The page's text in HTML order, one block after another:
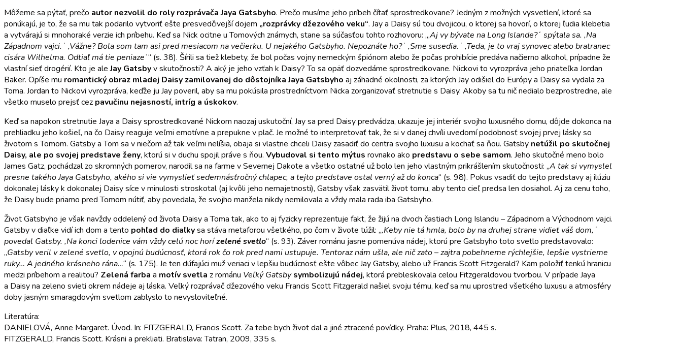
Môžeme sa pýtať, prečo autor nezvolil do roly rozprávača Jaya Gatsbyho. Prečo musíme jeho príbeh čítať sprostredkovane? Jedným z možných vysvetlení, ktoré sa
ponúkajú, je to, že sa mu tak podarilo vytvoriť ešte presvedčivejší dojem „rozprávky džezového veku“. Jay a Daisy sú tou dvojicou, o ktorej sa hovorí, o ktorej ľudia klebetia
a vytvárajú si mnohoraké verzie ich príbehu. Keď sa Nick ocitne u Tomových známych, stane sa súčasťou tohto rozhovoru: „,Aj vy bývate na Long Islande?ʻ spýtala sa. ,Na
Západnom vajci.ʻ ,Vážne? Bola som tam asi pred mesiacom na večierku. U nejakého Gatsbyho. Nepoznáte ho?ʻ ,Sme susedia.ʻ ,Teda, je to vraj synovec alebo bratranec
cisára Wilhelma. Odtiaľ má tie peniazeʻ“ (s. 38). Šírili sa tiež klebety, že bol počas vojny nemeckým špiónom alebo že počas prohibície predáva načierno alkohol, prípadne že
vlastní sieť drogérií. Kto je aleJay Gatsbyv skutočnosti? A aký je jeho vzťah k Daisy? To sa opäť dozvedáme sprostredkovane. Nickovi to vyrozpráva jeho priateľka Jordan
Baker. Opíše mu romantický obraz mladej Daisy zamilovanej do dôstojníka Jaya Gatsbyho aj záhadné okolnosti, za ktorých Jay odišiel do Európy a Daisy sa vydala za
Toma. Jordan to Nickovi vyrozpráva, keďže ju Jay poveril, aby sa mu pokúsila prostredníctvom Nicka zorganizovať stretnutie s Daisy. Akoby sa tu nič nedialo bezprostredne, ale
všetko muselo prejsť cez pavučinu nejasností, intríg a úskokov.
Keď sa napokon stretnutie Jaya a Daisy sprostredkované Nickom naozaj uskutoční, Jay sa pred Daisy predvádza, ukazuje jej interiér svojho luxusného domu, dôjde dokonca na
prehliadku jeho košieľ, na čo Daisy reaguje veľmi emotívne a prepukne v plač. Je možné to interpretovať tak, že si v danej chvíli uvedomí podobnosť svojej prvej lásky so
životom s Tomom. Gatsby a Tom sa v niečom až tak veľmi nelíšia, obaja si vlastne chceli Daisy zasadiť do centra svojho luxusu a kochať sa ňou. Gatsby netúžil po skutočnej
Daisy, ale po svojej predstave ženy, ktorú si v duchu spojil práve s ňou. Vybudoval si tento mýtus rovnako ako predstavu o sebe samom. Jeho skutočné meno bolo
James Gatz, pochádzal zo skromných pomerov, narodil sa na farme v Severnej Dakote a všetko ostatné už bolo len jeho vlastným prikrášlením skutočnosti: „A tak si vymyslel
presne takého Jaya Gatsbyho, akého si vie vymyslieť sedemnásťročný chlapec, a tejto predstave ostal verný až do konca“ (s. 98). Pokus vsadiť do tejto predstavy aj ilúziu
dokonalej lásky k dokonalej Daisy síce v minulosti stroskotal (aj kvôli jeho nemajetnosti), Gatsby však zasvätil život tomu, aby tento cieľ predsa len dosiahol. Aj za cenu toho,
že Daisy bude priamo pred Tomom nútiť, aby povedala, že svojho manžela nikdy nemilovala a vždy mala rada iba Gatsbyho.
Život Gatsbyho je však navždy oddelený od života Daisy a Toma tak, ako to aj fyzicky reprezentuje fakt, že žijú na dvoch častiach Long Islandu – Západnom a Východnom vajci.
Gatsby v diaľke vidí ich dom a tento pohľad do diaľkysa stáva metaforou všetkého, po čom v živote túžil: „,Keby nie tá hmla, bolo by na druhej strane vidieť váš dom,ʻ
povedal Gatsby. ,Na konci lodenice vám vždy celú noc horízelené svetlo“ (s. 93). Záver románu jasne pomenúva nádej, ktorú pre Gatsbyho toto svetlo predstavovalo:
„Gatsby veril v zelené svetlo, v opojnú budúcnosť, ktorá rok čo rok pred nami ustupuje. Tentoraz nám ušla, ale nič zato – zajtra pobehneme rýchlejšie, lepšie vystrieme
ruky… A jedného krásneho rána…“ (s. 175). Je ten dúfajúci muž veriaci v lepšiu budúcnosť ešte vôbec Jay Gatsby, alebo už Francis Scott Fitzgerald? Kam položiť tenkú hranicu
medzi príbehom a realitou? Zelená farba a motív svetla z románu Veľký Gatsby symbolizujú nádej, ktorá prebleskovala celou Fitzgeraldovou tvorbou. V prípade Jaya
a Daisy na zeleno svieti okrem nádeje aj láska. Veľký rozprávač džezového veku Francis Scott Fitzgerald našiel svoju tému, keď sa mu uprostred všetkého luxusu a atmosféry
doby jasným smaragdovým svetlom zablyslo to nevysloviteľné.
Literatúra:
DANIELOVÁ, Anne Margaret. Úvod. In: FITZGERALD, Francis Scott. Za tebe bych život dal a jiné ztracené povídky. Praha: Plus, 2018, 445 s.
FITZGERALD, Francis Scott. Krásni a prekliati. Bratislava: Tatran, 2009, 335 s.